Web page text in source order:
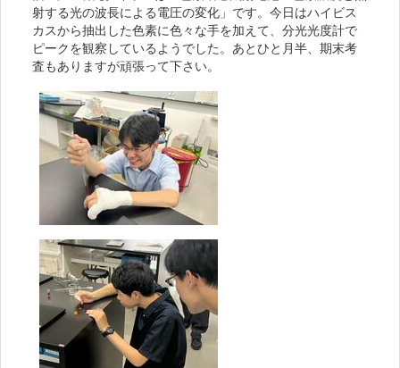
射する光の波長による電圧の変化」です。今日はハイビス
カスから抽出した色素に色々な手を加えて、分光光度計で
ピークを観察しているようでした。あとひと月半、期末考
査もありますが頑張って下さい。